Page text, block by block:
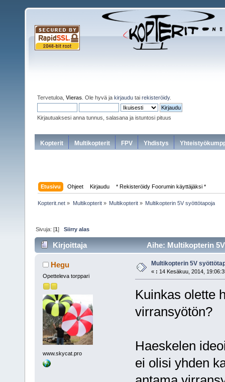
Tervetuloa, Vieras . Ole hyvä ja kirjaudu tai rekisteröidy.
Kirjautuaksesi anna tunnus, salasana ja istuntosi pituus
Kopterit Multikopterit FPV Yhdistys
Etusivu Ohjeet Kirjaudu * Rekisteröidy Foorumin käyttäjäksi *
Kopterit.net » Multikopterit» Multikopterit» Multikopterin 5V syöttötapoja
Sivuja: [1]Siirry alas
Kirjoittaja Aihe: Multikopterin
Hegu
Opetteleva torppari
www.skycat.pro
Multikopterin 5V
« : 14 Kesäkuu, 2014,
Kuinkas olette
virransyötön?
Haeskelen
ei olisi yhden